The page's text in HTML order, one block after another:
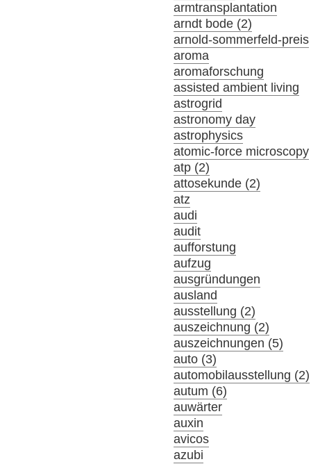
armtransplantation
arndt bode (2)
arnold-sommerfeld-preis
aroma
aromaforschung
assisted ambient living
astrogrid
astronomy day
astrophysics
atomic-force microscopy
atp (2)
attosekunde (2)
atz
audi
audit
aufforstung
aufzug
ausgründungen
ausland
ausstellung (2)
auszeichnung (2)
auszeichnungen (5)
auto (3)
automobilausstellung (2)
autum (6)
auwärter
auxin
avicos
azubi